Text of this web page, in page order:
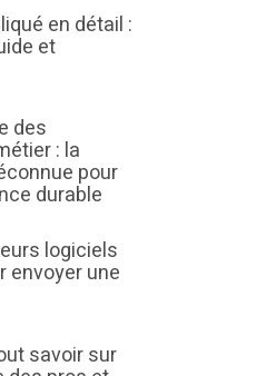
en détail :
et
des
: la
pour
durable
logiciels
envoyer une
savoir sur